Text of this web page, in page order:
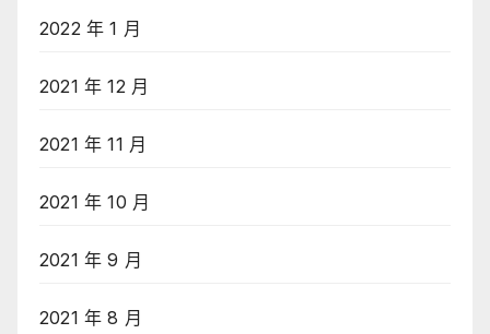
2022 年 1 月
2021 年 12 月
2021 年 11 月
2021 年 10 月
2021 年 9 月
2021 年 8 月